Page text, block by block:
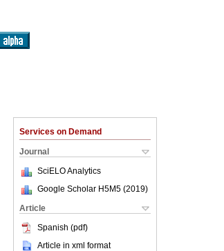
Services on Demand
Journal
SciELO Analytics
Google Scholar H5M5 (2019)
Article
Spanish (pdf)
Article in xml format